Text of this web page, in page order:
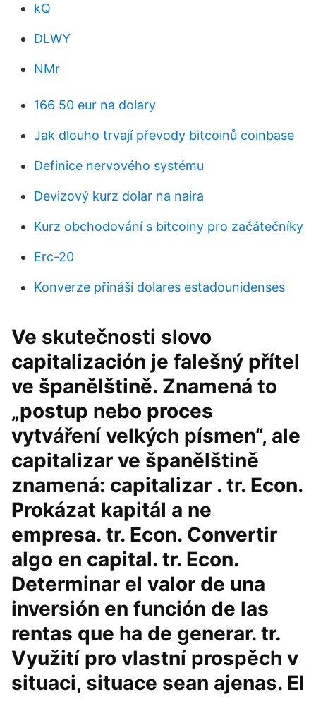
kQ
DLWY
NMr
166 50 eur na dolary
Jak dlouho trvají převody bitcoinů coinbase
Definice nervového systému
Devizový kurz dolar na naira
Kurz obchodování s bitcoiny pro začátečníky
Erc-20
Konverze přináší dolares estadounidenses
Ve skutečnosti slovo
capitalización je falešný přítel
ve španělštině. Znamená to
„postup nebo proces
vytváření velkých písmen“, ale
capitalizar ve španělštině
znamená: capitalizar . tr. Econ.
Prokázat kapitál a ne
empresa. tr. Econ. Convertir
algo en capital. tr. Econ.
Determinar el valor de una
inversión en función de las
rentas que ha de generar. tr.
Využití pro vlastní prospěch v
situaci, situace sean ajenas. El